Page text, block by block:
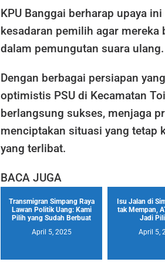
KPU Banggai berharap upaya
kesadaran pemilih agar
dalam pemungutan suara ulang.
Dengan berbagai persiapan
optimistis PSU di Kecamatan
berlangsung sukses, menjaga
menciptakan situasi yang tetap
yang terlibat.
BACA JUGA
Transmigran Simpang Raya
Lawan Politik Uang: Kami
Pilih yang Sudah Berbuat
April 5, 2025
Isu Jalan di
tak Mempan,
Jadi
April 5,